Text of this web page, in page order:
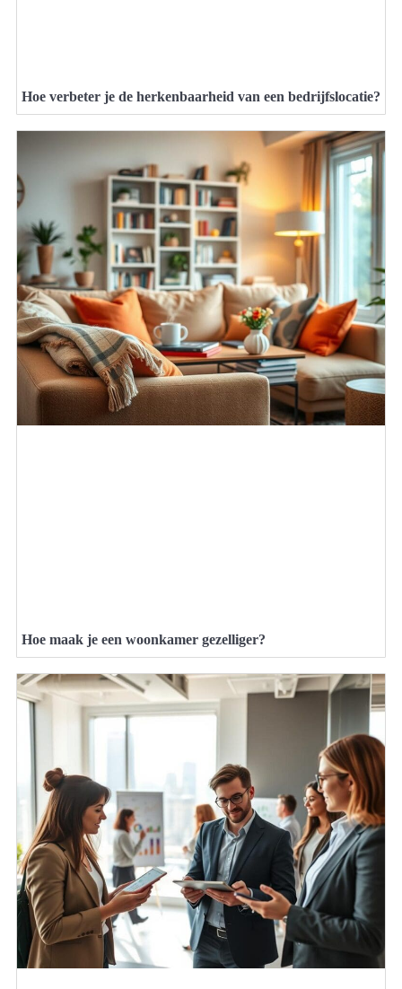
Hoe verbeter je de herkenbaarheid van een bedrijfslocatie?
Hoe maak je een woonkamer gezelliger?